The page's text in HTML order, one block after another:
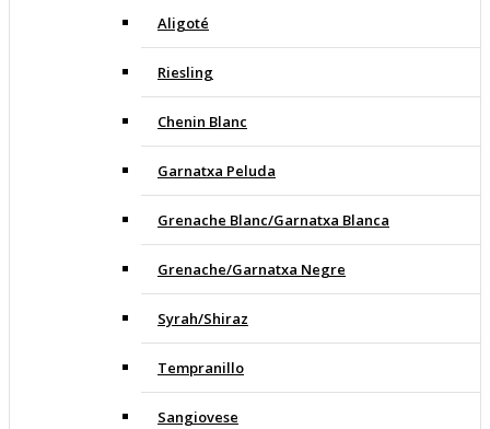
Aligoté
Riesling
Chenin Blanc
Garnatxa Peluda
Grenache Blanc/Garnatxa Blanca
Grenache/Garnatxa Negre
Syrah/Shiraz
Tempranillo
Sangiovese